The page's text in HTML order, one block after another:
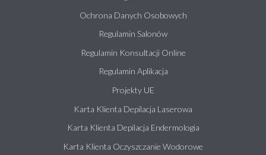
Ochrona Danych Osobowych
Regulamin Salonów
Regulamin Konsultacji Online
Regulamin Aplikacja
Projekty UE
Karta Klienta Depilacja Laserowa
Karta Klienta Depilacja Endermologia
Karta Klienta Oczyszczanie Wodorowe